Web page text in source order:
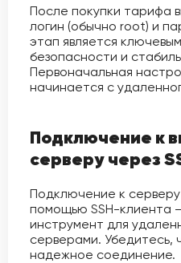
После покупки тарифа
логин (обычно root) и
этап является
безопасности и
Первоначальная
начинается с
Подключение к
серверу через
Подключение к
помощью SSH-клиента
инструмент для
серверами. Убедитесь,
надежное соединение.